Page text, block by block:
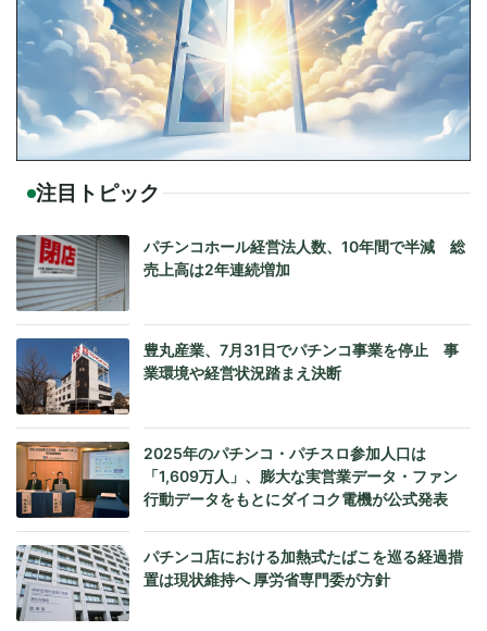
注目トピック
パチンコホール経営法人数、10年間で半減 総
売上高は2年連続増加
豊丸産業、7月31日でパチンコ事業を停止 事
業環境や経営状況踏まえ決断
2025年のパチンコ・パチスロ参加人口は
「1,609万人」、膨大な実営業データ・ファン
行動データをもとにダイコク電機が公式発表
パチンコ店における加熱式たばこを巡る経過措
置は現状維持へ 厚労省専門委が方針